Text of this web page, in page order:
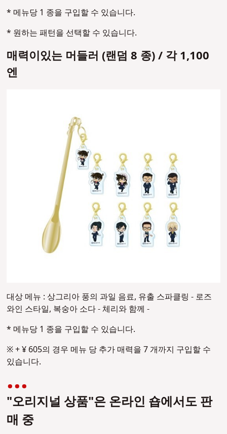
* 메뉴당 1 종을 구입할 수 있습니다.
* 원하는 패턴을 선택할 수 있습니다.
매력이있는 머들러 (랜덤 8 종) / 각 1,100
엔
대상 메뉴 : 상그리아 풍의 과일 음료, 유출 스파클링 - 로즈
와인 스타일, 복숭아 소다 - 체리와 함께 -
* 메뉴당 1 종을 구입할 수 있습니다.
※ + ¥ 605의 경우 메뉴 당 추가 매력을 7 개까지 구입할 수
있습니다.
"오리지널 상품"은 온라인 숍에서도 판
매 중